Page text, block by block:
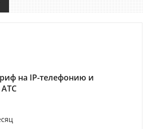
на IP-телефонию и